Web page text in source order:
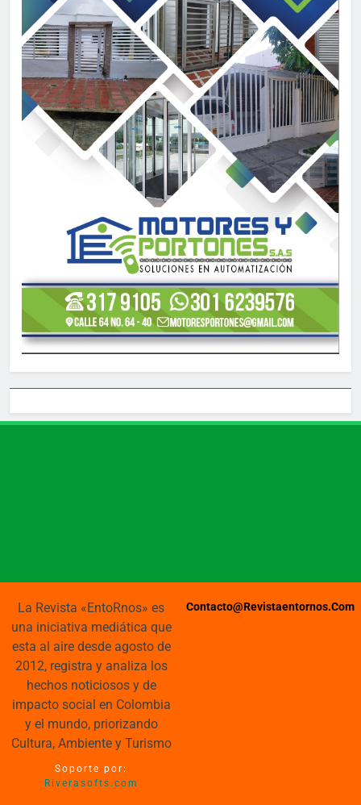
La Revista «EntoRnos» es
una iniciativa mediática que
esta al aire desde agosto de
2012, registra y analiza los
hechos noticiosos y de
impacto social en Colombia
y el mundo, priorizando
Cultura, Ambiente y Turismo
Soporte por:
Riverasofts.com
Contacto@revistaentornos.com